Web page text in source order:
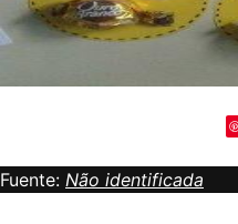
Fuente: Não identificada